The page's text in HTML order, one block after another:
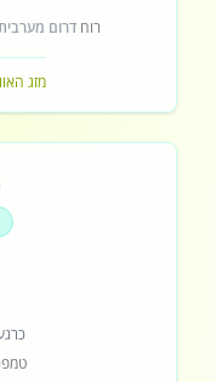
רוחדרום
מזג